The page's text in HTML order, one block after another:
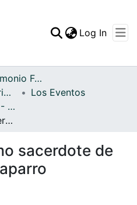
Statistics
Log In
Archivo del Patrimonio Fotográfico y Fílmico del Valle del Cauca
Fondo Archivo del Patrimonio Fotográfico y Fílmico del Valle del Cauca
Los Eventos
APFFVC - Ceremonias - Patrimonial
Ordenación como sacerdote de Luís Alfonso Chaparro
sacerdote de